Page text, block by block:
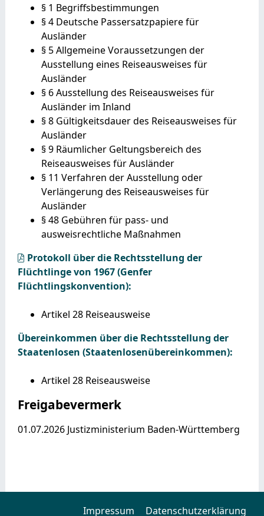
§ 1 Begriffsbestimmungen
§ 4 Deutsche Passersatzpapiere für
Ausländer
§ 5 Allgemeine Voraussetzungen der
Ausstellung eines Reiseausweises für
Ausländer
§ 6 Ausstellung des Reiseausweises für
Ausländer im Inland
§ 8 Gültigkeitsdauer des Reiseausweises für
Ausländer
§ 9 Räumlicher Geltungsbereich des
Reiseausweises für Ausländer
§ 11 Verfahren der Ausstellung oder
Verlängerung des Reiseausweises für
Ausländer
§ 48 Gebühren für pass- und
ausweisrechtliche Maßnahmen
Protokoll über die Rechtsstellung der
Flüchtlinge von 1967 (Genfer
Flüchtlingskonvention):
Artikel 28 Reiseausweise
Übereinkommen über die Rechtsstellung der
Staatenlosen (Staatenlosenübereinkommen):
Artikel 28 Reiseausweise
Freigabevermerk
01.07.2026 Justizministerium Baden-Württemberg
Impressum Datenschutzerklärung